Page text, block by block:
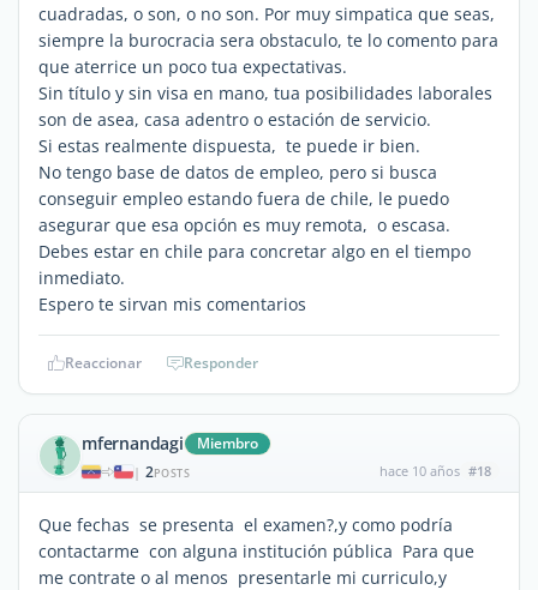
cuadradas, o son, o no son. Por muy simpatica que seas,
siempre la burocracia sera obstaculo, te lo comento para
que aterrice un poco tua expectativas.
Sin título y sin visa en mano, tua posibilidades laborales
son de asea, casa adentro o estación de servicio.
Si estas realmente dispuesta, te puede ir bien.
No tengo base de datos de empleo, pero si busca
conseguir empleo estando fuera de chile, le puedo
asegurar que esa opción es muy remota, o escasa.
Debes estar en chile para concretar algo en el tiempo
inmediato.
Espero te sirvan mis comentarios
Reaccionar Responder
mfernandagi Miembro
| 2POSTS hace 10 años #18
Que fechas se presenta el examen?,y como podría
contactarme con alguna institución pública Para que
me contrate o al menos presentarle mi curriculo,y